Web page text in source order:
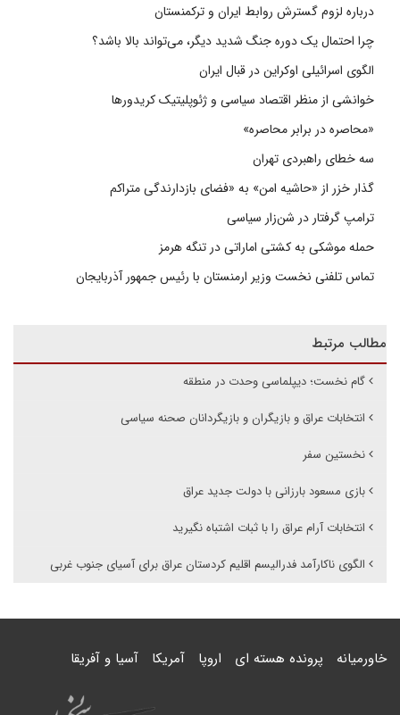
درباره لزوم گسترش روابط ایران و ترکمنستان
چرا احتمال یک دوره جنگ شدید دیگر، می‌تواند بالا باشد؟
الگوی اسرائیلی اوکراین در قبال ایران
خوانشی از منظر اقتصاد سیاسی و ژئوپلیتیک کریدورها
«محاصره در برابر محاصره»
سه خطای راهبردی تهران
گذار خزر از «حاشیه امن» به «فضای بازدارندگی متراکم
ترامپ گرفتار در شن‌زار سیاسی
حمله موشکی به کشتی اماراتی در تنگه هرمز
تماس تلفنی نخست وزیر ارمنستان با رئیس جمهور آذربایجان
مطالب مرتبط
گام نخست؛ دیپلماسی وحدت در منطقه
انتخابات عراق و بازیگران و بازیگردانان صحنه سیاسی
نخستین سفر
بازی مسعود بارزانی با دولت جدید عراق
انتخابات آرام عراق را با ثبات اشتباه نگیرید
الگوی ناکارآمد فدرالیسم اقلیم کردستان عراق برای آسیای جنوب غربی
خاورمیانه پرونده هسته ای اروپا آمریکا آسیا و آفریقا